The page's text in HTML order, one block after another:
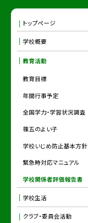
トップページ
学校概要
教育活動
教育目標
年間行事予定
全国学力・学習状況調査
篠五のよい子
学校いじめ防止基本方針
緊急時対応マニュアル
学校関係者評価報告書
学校生活
クラブ・委員会活動